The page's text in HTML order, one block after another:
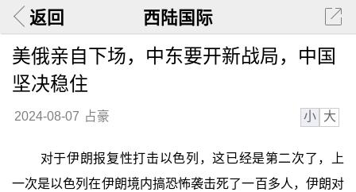
返回 西陆国际
美俄亲自下场，中东要开新战局，中国
坚决稳住
2024-08-07 占豪 小 大
对于伊朗报复性打击以色列，这已经是第二次了，上
一次是以色列在伊朗境内搞恐怖袭击死了一百多人，伊朗对